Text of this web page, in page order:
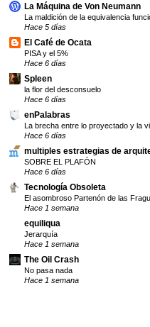
La Máquina de Von Neumann
La maldición de la equivalencia
Hace 5 días
El Café de Ocata
PISA y el 5%
Hace 6 días
Spleen
la flor del desconsuelo
Hace 6 días
enPalabras
La brecha entre lo proyectado y la
Hace 6 días
multiples estrategias de
SOBRE EL PLAFÓN
Hace 6 días
Tecnología Obsoleta
El asombroso Partenón de las
Hace 1 semana
equiliqua
Jerarquía
Hace 1 semana
The Oil Crash
No pasa nada
Hace 1 semana